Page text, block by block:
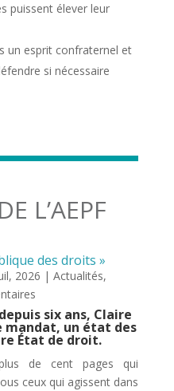
puissent élever leur
un esprit confraternel et
si nécessaire
L’AEPF
des droits »
2026 | Actualités,
six ans, Claire
mandat, un état des
État de droit.
de cent pages qui
ceux qui agissent dans